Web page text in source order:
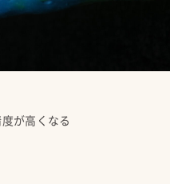
が高くなる